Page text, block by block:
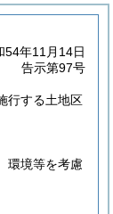
54年11月14日
告示第97号
行する土地区
環境等を考慮